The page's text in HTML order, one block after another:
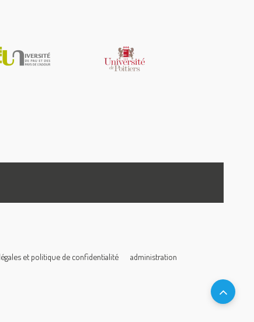
et politique de confidentialité administration